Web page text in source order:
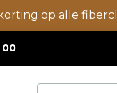
op alle
00